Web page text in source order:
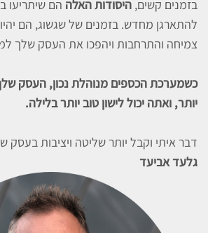
בזמנים קשים, היסודות האלה הם שיתריעו
להתארגן מחדש. בזמנים של שגשוג, הם
צמיחה והתרחבות ויהפכו את העסק שלך
כשמערכת הכספים מנוהלת נכון, העסק שלך
יותר, ואתה יכול לישון טוב יותר בלילה.
דבר איתי וקבל יותר שליטה ויציבות בעסק
גלעד אביעד